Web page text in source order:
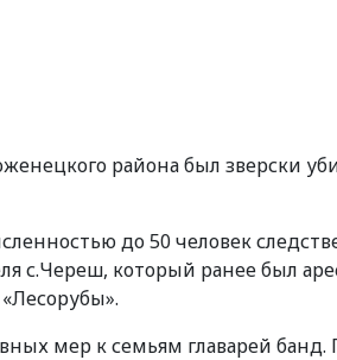
района был
до 50 человек
с.Череш, который ранее был
мер к семьям главарей